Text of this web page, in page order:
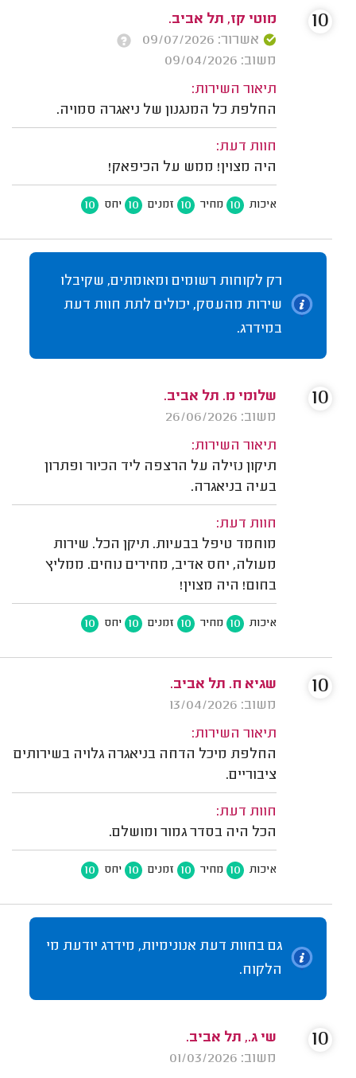
מוטי קז, תל אביב.
אשרור: 09/07/2026
משוב: 09/04/2026
תיאור השירות:
החלפת כל המנגנון של ניאגרה סמויה.
חוות דעת:
היה מצוין! ממש על הכיפאק!
איכות 10 מחיר 10 זמנים 10 יחס 10
10
רק לקוחות רשומים ומאומתים, שקיבלו
שירות מהעסק, יכולים לתת חוות דעת
במידרג.
שלומי מ. תל אביב.
משוב: 26/06/2026
תיאור השירות:
תיקון נזילה על הרצפה ליד הכיור ופתרון
בעיה בניאגרה.
חוות דעת:
מוחמד טיפל בבעיות. תיקן הכל. שירות
מעולה, יחס אדיב, מחירים נוחים. ממליץ
בחום! היה מצוין!
איכות 10 מחיר 10 זמנים 10 יחס 10
10
שגיא ח. תל אביב.
משוב: 13/04/2026
תיאור השירות:
החלפת מיכל הדחה בניאגרה גלויה בשירותים
ציבוריים.
חוות דעת:
הכל היה בסדר גמור ומושלם.
איכות 10 מחיר 10 זמנים 10 יחס 10
10
גם בחוות דעת אנונימיות, מידרג יודעת מי
הלקוח.
שי ג., תל אביב.
משוב: 01/03/2026
10